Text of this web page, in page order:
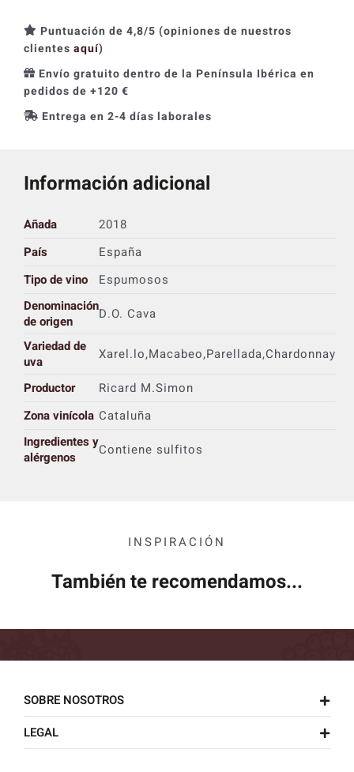
Puntuación de 4,8/5 (opiniones de nuestros
clientes aquí)
Envío gratuito dentro de la Península Ibérica en
pedidos de +120 €
Entrega en 2-4 días laborales
Información adicional
Añada
2018
País
España
Tipo de vino
Espumosos
Denominación
de origen
D.O. Cava
Variedad de
uva
Xarel.lo,Macabeo,Parellada,Chardonnay
Productor
Ricard M.Simon
Zona vinícola Cataluña
Ingredientes y
alérgenos
Contiene sulfitos
INSPIRACIÓN
También te recomendamos...
SOBRE NOSOTROS
LEGAL